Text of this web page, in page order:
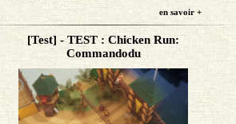
en savoir +
[Test] - TEST : Chicken Run:
Commandodu